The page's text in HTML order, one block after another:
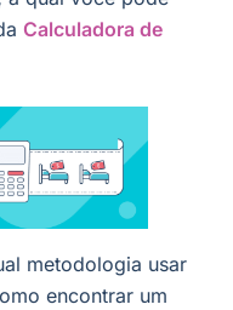
Calculadora de
metodologia usar
encontrar um